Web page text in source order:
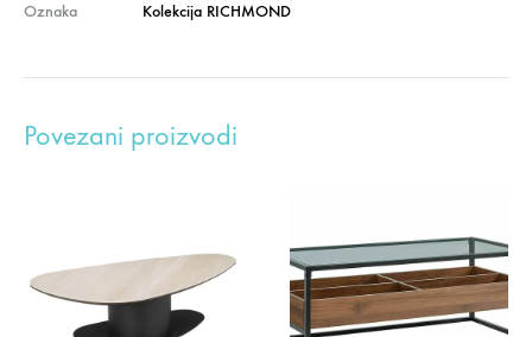
Oznaka
Kolekcija RICHMOND
Povezani proizvodi